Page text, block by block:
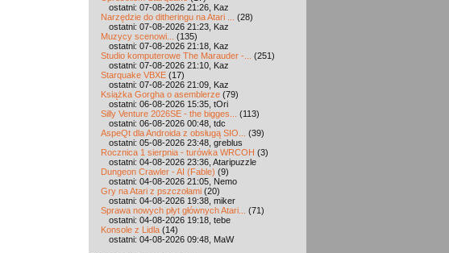
ostatni: 07-08-2026 21:26, Kaz
Narzędzie do ditheringu na Atari ...
(28)
ostatni: 07-08-2026 21:23, Kaz
Muzycy scenowi...
(135)
ostatni: 07-08-2026 21:18, Kaz
Studio komputerowe The Marauder -...
(251)
ostatni: 07-08-2026 21:10, Kaz
Starquake VBXE (17)
ostatni: 07-08-2026 21:09, Kaz
Książka Gorgha o asemblerze (79)
ostatni: 06-08-2026 15:35, tOri
Silly Venture 2026SE - the bigges...
(113)
ostatni: 06-08-2026 00:48, tdc
AspeQt dla Androida z obsługą SIO...
(39)
ostatni: 05-08-2026 23:48, greblus
Rocznica 1 sierpnia - turówka WRCOH (3)
ostatni: 04-08-2026 23:36, Ataripuzzle
Dungeon Crawler - AI (Fable) (9)
ostatni: 04-08-2026 21:05, Nemo
Gry na Atari z pszczołami (20)
ostatni: 04-08-2026 19:38, miker
Sprawa nowych płyt głównych Atari...
(71)
ostatni: 04-08-2026 19:18, tebe
Konsole z Lidla (14)
ostatni: 04-08-2026 09:48, MaW